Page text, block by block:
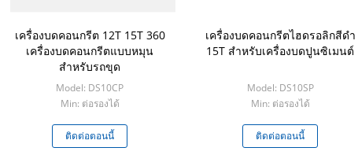
เครื่องบดคอนกรีต 12T 15T 360
เครื่องบดคอนกรีตแบบหมุน
สำหรับรถขุด
Model: DS10CP
Min: ต่อรองได้
ติดต่อตอนนี้
เครื่องบดคอนกรีตไฮดรอลิกสีดำ
15T สำหรับเครื่องบดปูนซิเมนต์
Model: DS10SP
Min: ต่อรองได้
ติดต่อตอนนี้